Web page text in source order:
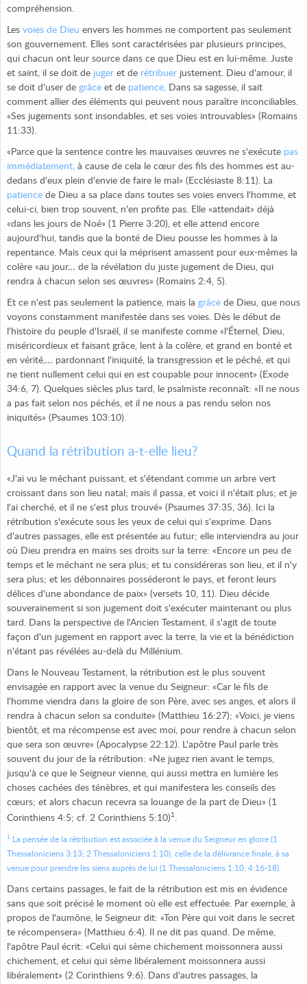
compréhension.
Les voies de Dieu envers les hommes ne comportent pas seulement
son gouvernement. Elles sont caractérisées par plusieurs principes,
qui chacun ont leur source dans ce que Dieu est en lui-même. Juste
et saint, il se doit de juger et de rétribuer justement. Dieu d'amour, il
se doit d'user de grâce et de patience. Dans sa sagesse, il sait
comment allier des éléments qui peuvent nous paraître inconciliables.
«Ses jugements sont insondables, et ses voies introuvables» (Romains
11:33).
«Parce que la sentence contre les mauvaises œuvres ne s'exécute pas
immédiatement, à cause de cela le cœur des fils des hommes est au-
dedans d'eux plein d'envie de faire le mal» (Ecclésiaste 8:11). La
patience de Dieu a sa place dans toutes ses voies envers l'homme, et
celui-ci, bien trop souvent, n'en profite pas. Elle «attendait» déjà
«dans les jours de Noé» (1 Pierre 3:20), et elle attend encore
aujourd'hui, tandis que la bonté de Dieu pousse les hommes à la
repentance. Mais ceux qui la méprisent amassent pour eux-mêmes la
colère «au jour… de la révélation du juste jugement de Dieu, qui
rendra à chacun selon ses œuvres» (Romains 2:4, 5).
Et ce n'est pas seulement la patience, mais la grâce de Dieu, que nous
voyons constamment manifestée dans ses voies. Dès le début de
l'histoire du peuple d'Israël, il se manifeste comme «l'Éternel, Dieu,
miséricordieux et faisant grâce, lent à la colère, et grand en bonté et
en vérité,… pardonnant l'iniquité, la transgression et le péché, et qui
ne tient nullement celui qui en est coupable pour innocent» (Exode
34:6, 7). Quelques siècles plus tard, le psalmiste reconnaît: «Il ne nous
a pas fait selon nos péchés, et il ne nous a pas rendu selon nos
iniquités» (Psaumes 103:10).
Quand la rétribution a-t-elle lieu?
«J'ai vu le méchant puissant, et s'étendant comme un arbre vert
croissant dans son lieu natal; mais il passa, et voici il n'était plus; et je
l'ai cherché, et il ne s'est plus trouvé» (Psaumes 37:35, 36). Ici la
rétribution s'exécute sous les yeux de celui qui s'exprime. Dans
d'autres passages, elle est présentée au futur; elle interviendra au jour
où Dieu prendra en mains ses droits sur la terre: «Encore un peu de
temps et le méchant ne sera plus; et tu considéreras son lieu, et il n'y
sera plus; et les débonnaires posséderont le pays, et feront leurs
délices d'une abondance de paix» (versets 10, 11). Dieu décide
souverainement si son jugement doit s'exécuter maintenant ou plus
tard. Dans la perspective de l'Ancien Testament, il s'agit de toute
façon d'un jugement en rapport avec la terre, la vie et la bénédiction
n'étant pas révélées au-delà du Millénium.
Dans le Nouveau Testament, la rétribution est le plus souvent
envisagée en rapport avec la venue du Seigneur: «Car le fils de
l'homme viendra dans la gloire de son Père, avec ses anges, et alors il
rendra à chacun selon sa conduite» (Matthieu 16:27); «Voici, je viens
bientôt, et ma récompense est avec moi, pour rendre à chacun selon
que sera son œuvre» (Apocalypse 22:12). L'apôtre Paul parle très
souvent du jour de la rétribution: «Ne jugez rien avant le temps,
jusqu'à ce que le Seigneur vienne, qui aussi mettra en lumière les
choses cachées des ténèbres, et qui manifestera les conseils des
cœurs; et alors chacun recevra sa louange de la part de Dieu» (1
Corinthiens 4:5; cf. 2 Corinthiens 5:10) 1
1
La pensée de la rétribution est associée à la venue du Seigneur en gloire (1
Thessaloniciens 3:13; 2 Thessaloniciens 1:10), celle de la délivrance finale, à sa
venue pour prendre les siens auprès de lui (1 Thessaloniciens 1:10; 4:16-18).
Dans certains passages, le fait de la rétribution est mis en évidence
sans que soit précisé le moment où elle est effectuée. Par exemple, à
propos de l'aumône, le Seigneur dit: «Ton Père qui voit dans le secret
te récompensera» (Matthieu 6:4). Il ne dit pas quand. De même,
l'apôtre Paul écrit: «Celui qui sème chichement moissonnera aussi
chichement, et celui qui sème libéralement moissonnera aussi
libéralement» (2 Corinthiens 9:6). Dans d'autres passages, la